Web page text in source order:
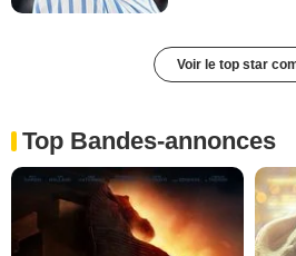
Voir le top star
Top Bandes-annonces